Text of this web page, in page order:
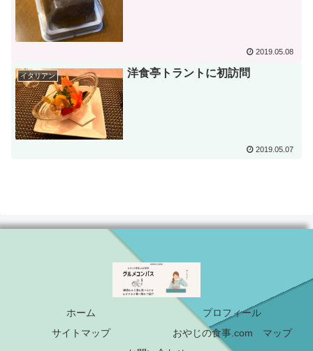
2019.05.08
イタリアン 洋食亭トラントに初訪問
2019.05.07
ホーム
プロフィール
サイトマップ
おやじの食事.com マップ